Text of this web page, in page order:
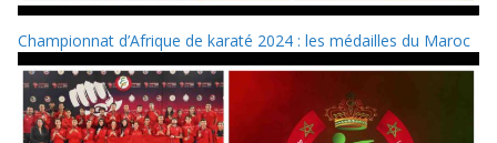
Championnat d’Afrique de karaté 2024 : les médailles du Maroc